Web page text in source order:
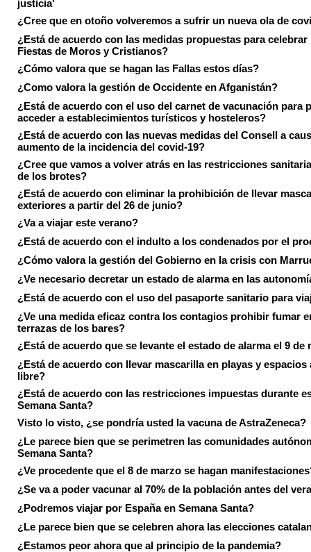
justicia'
¿Cree que en otoño volveremos a sufrir un nueva ola de
¿Está de acuerdo con las medidas propuestas para celebrar
Fiestas de Moros y Cristianos?
¿Cómo valora que se hagan las Fallas estos días?
¿Como valora la gestión de Occidente en Afganistán?
¿Está de acuerdo con el uso del carnet de vacunación para
acceder a establecimientos turísticos y hosteleros?
¿Está de acuerdo con las nuevas medidas del Consell a
aumento de la incidencia del covid-19?
¿Cree que vamos a volver atrás en las restricciones
de los brotes?
¿Está de acuerdo con eliminar la prohibición de llevar
exteriores a partir del 26 de junio?
¿Va a viajar este verano?
¿Está de acuerdo con el indulto a los condenados por el
¿Cómo valora la gestión del Gobierno en la crisis con
¿Ve necesario decretar un estado de alarma en las
¿Está de acuerdo con el uso del pasaporte sanitario para
¿Ve una medida eficaz contra los contagios prohibir fumar
terrazas de los bares?
¿Está de acuerdo que se levante el estado de alarma el 9 de
¿Está de acuerdo con llevar mascarilla en playas y espacios
libre?
¿Está de acuerdo con las restricciones impuestas durante
Semana Santa?
Visto lo visto, ¿se pondría usted la vacuna de AstraZeneca?
¿Le parece bien que se perimetren las comunidades
Semana Santa?
¿Ve procedente que el 8 de marzo se hagan
¿Se va a poder vacunar al 70% de la población antes del
¿Podremos viajar por España en Semana Santa?
¿Le parece bien que se celebren ahora las elecciones
¿Estamos peor ahora que al principio de la pandemia?